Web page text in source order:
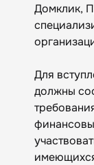
Домклик,
Для
должны